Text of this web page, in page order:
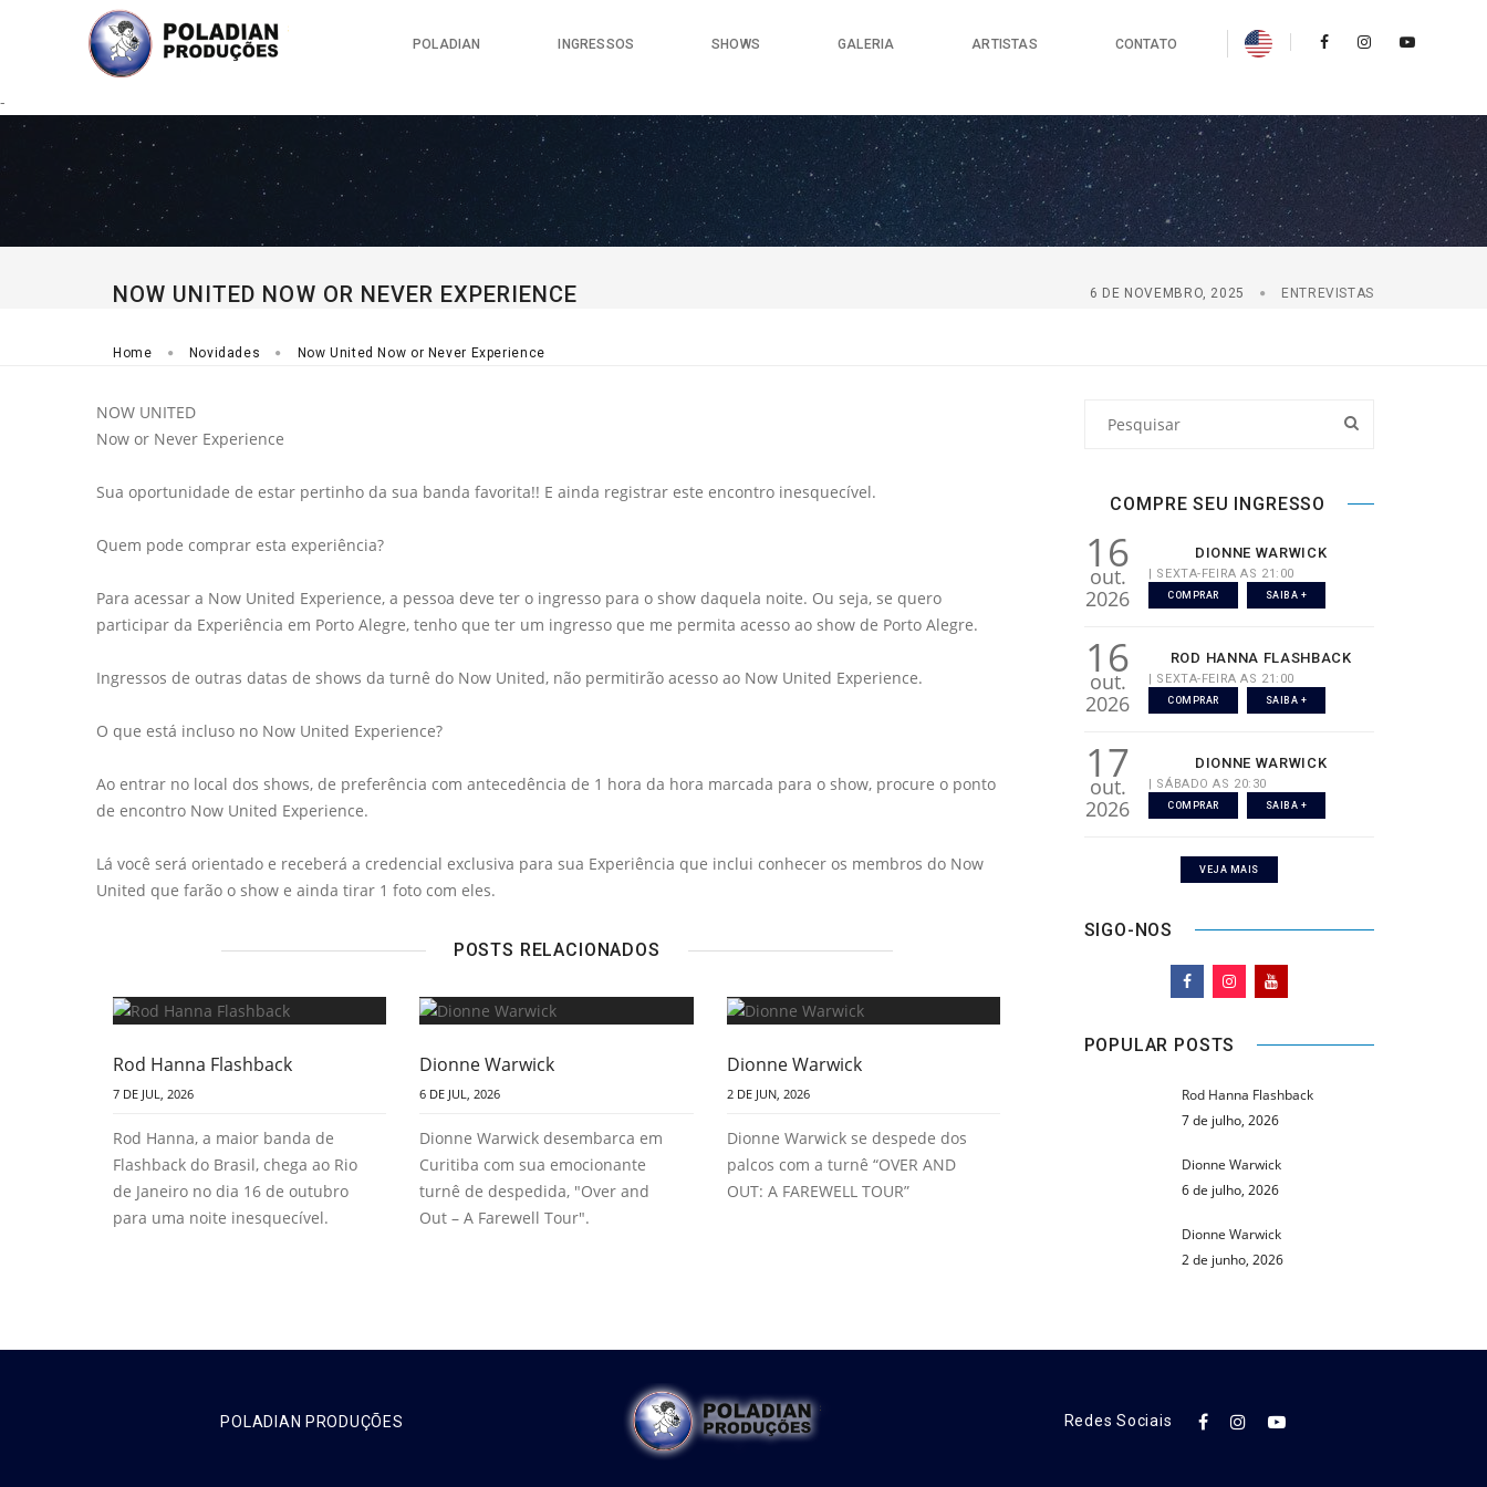
POLADIAN INGRESSOS SHOWS GALERIA ARTISTAS CONTATO
-
NOW UNITED NOW OR NEVER EXPERIENCE 6 DE NOVEMBRO, 2025 ENTREVISTAS
Home Novidades Now United Now or Never Experience
NOW UNITED
Now or Never Experience
Sua oportunidade de estar pertinho da sua banda favorita!! E ainda registrar este encontro inesquecível.
Quem pode comprar esta experiência?
Para acessar a Now United Experience, a pessoa deve ter o ingresso para o show daquela noite. Ou seja, se quero
participar da Experiência em Porto Alegre, tenho que ter um ingresso que me permita acesso ao show de Porto Alegre.
Ingressos de outras datas de shows da turnê do Now United, não permitirão acesso ao Now United Experience.
O que está incluso no Now United Experience?
Ao entrar no local dos shows, de preferência com antecedência de 1 hora da hora marcada para o show, procure o ponto
de encontro Now United Experience.
Lá você será orientado e receberá a credencial exclusiva para sua Experiência que inclui conhecer os membros do Now
United que farão o show e ainda tirar 1 foto com eles.
POSTS RELACIONADOS
Rod Hanna Flashback
7 DE JUL, 2026
Rod Hanna, a maior banda de
Flashback do Brasil, chega ao Rio
de Janeiro no dia 16 de outubro
para uma noite inesquecível.
Dionne Warwick
6 DE JUL, 2026
Dionne Warwick desembarca em
Curitiba com sua emocionante
turnê de despedida, "Over and
Out – A Farewell Tour".
Dionne Warwick
2 DE JUN, 2026
Dionne Warwick se despede dos
palcos com a turnê “OVER AND
OUT: A FAREWELL TOUR”
COMPRE SEU INGRESSO
16
out.
2026
DIONNE WARWICK
| SEXTA-FEIRA AS 21:00
COMPRAR SAIBA +
16
out.
2026
ROD HANNA FLASHBACK
| SEXTA-FEIRA AS 21:00
COMPRAR SAIBA +
17
out.
2026
DIONNE WARWICK
| SÁBADO AS 20:30
COMPRAR SAIBA +
VEJA MAIS
SIGO-NOS
POPULAR POSTS
Rod Hanna Flashback
7 de julho, 2026
Dionne Warwick
6 de julho, 2026
Dionne Warwick
2 de junho, 2026
POLADIAN PRODUÇÕES Redes Sociais